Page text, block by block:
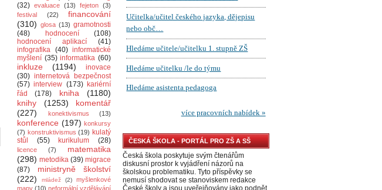
(32) evaluace (13) fejeton (3)
festival
(22)
financování
(310) glosa (13) gramotnosti
(48)
hodnocení
(108)
hodnocení aplikací
(41)
infografika (40) informatické
myšlení (35) informatika (60)
inkluze (1194)
inovace
(30) internetová bezpečnost
(57) interview (173) kariérní
řád
(178) kniha
(1180)
knihy
(1253)
komentář
(227)
konektivismus (13)
konference (197) konkursy
(7) konstruktivismus (19) kulatý
stůl
(55) kurikulum (28)
licence (7)
matematika
(298) metodika (39) migrace
(87)
ministryně školství
(222)
mládež (2)
myšlenkové
mapy (10) neformální vzdělávání
ČESKÁ ŠKOLA - PORTÁL PRO ZŠ A SŠ
Česká škola poskytuje svým čtenářům
diskusní prostor k vyjádření názorů na
školskou problematiku. Tyto příspěvky se
nemusí shodovat se stanoviskem redakce
České školy a jsou uveřejňovány jako podnět